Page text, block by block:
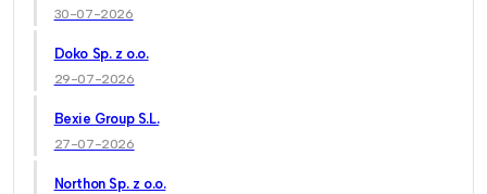
30-07-2026
Doko Sp. z o.o.
29-07-2026
Bexie Group S.L.
27-07-2026
Northon Sp. z o.o.